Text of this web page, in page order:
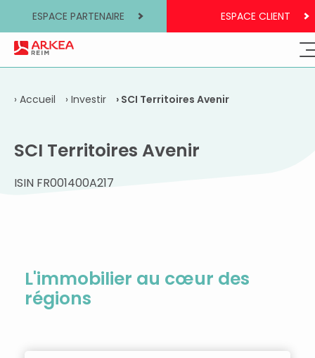
ESPACE PARTENAIRE ESPACE CLIENT
Accueil Investir SCI Territoires Avenir
SCI Territoires Avenir
ISIN FR001400A217
L'immobilier au cœur des
régions